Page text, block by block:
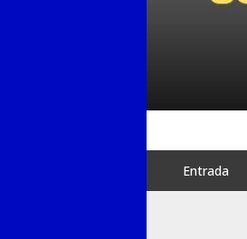
to
Entrada